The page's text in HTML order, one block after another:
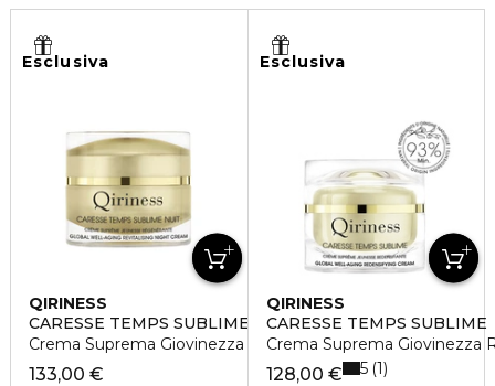
Esclusiva
QIRINESS
CARESSE TEMPS SUBLIME NUIT
Crema Suprema Giovinezza Rigenerante
133,00 €
Esclusiva
QIRINESS
CARESSE TEMPS SUBLIME
Crema Suprema Giovinezza
128,00 € 5 1